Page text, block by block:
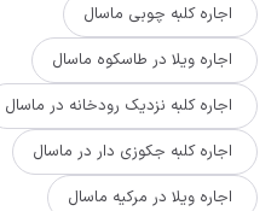
اجاره کلبه چوبی ماسال
اجاره ویلا در طاسکوه ماسال
اجاره کلبه نزدیک رودخانه در ماسال
اجاره کلبه جکوزی دار در ماسال
اجاره ویلا در مرکیه ماسال